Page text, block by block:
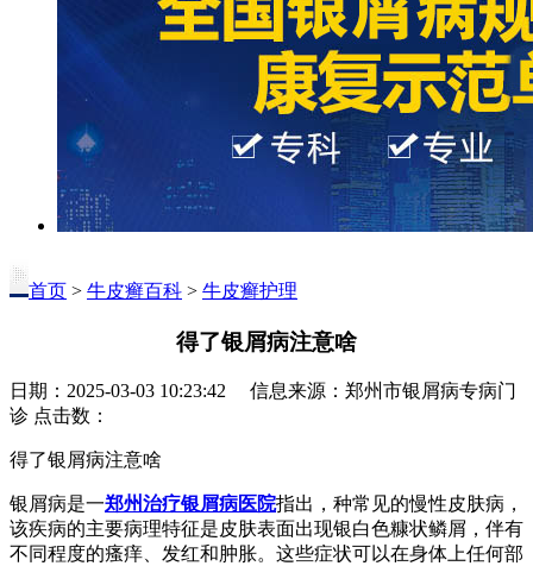
首页 > 牛皮癣百科 > 牛皮癣护理
得了银屑病注意啥
日期：2025-03-03 10:23:42 信息来源：郑州市银屑病专病门
诊 点击数：
得了银屑病注意啥
银屑病是一郑州治疗银屑病医院指出，种常见的慢性皮肤病，
该疾病的主要病理特征是皮肤表面出现银白色糠状鳞屑，伴有
不同程度的瘙痒、发红和肿胀。这些症状可以在身体上任何部